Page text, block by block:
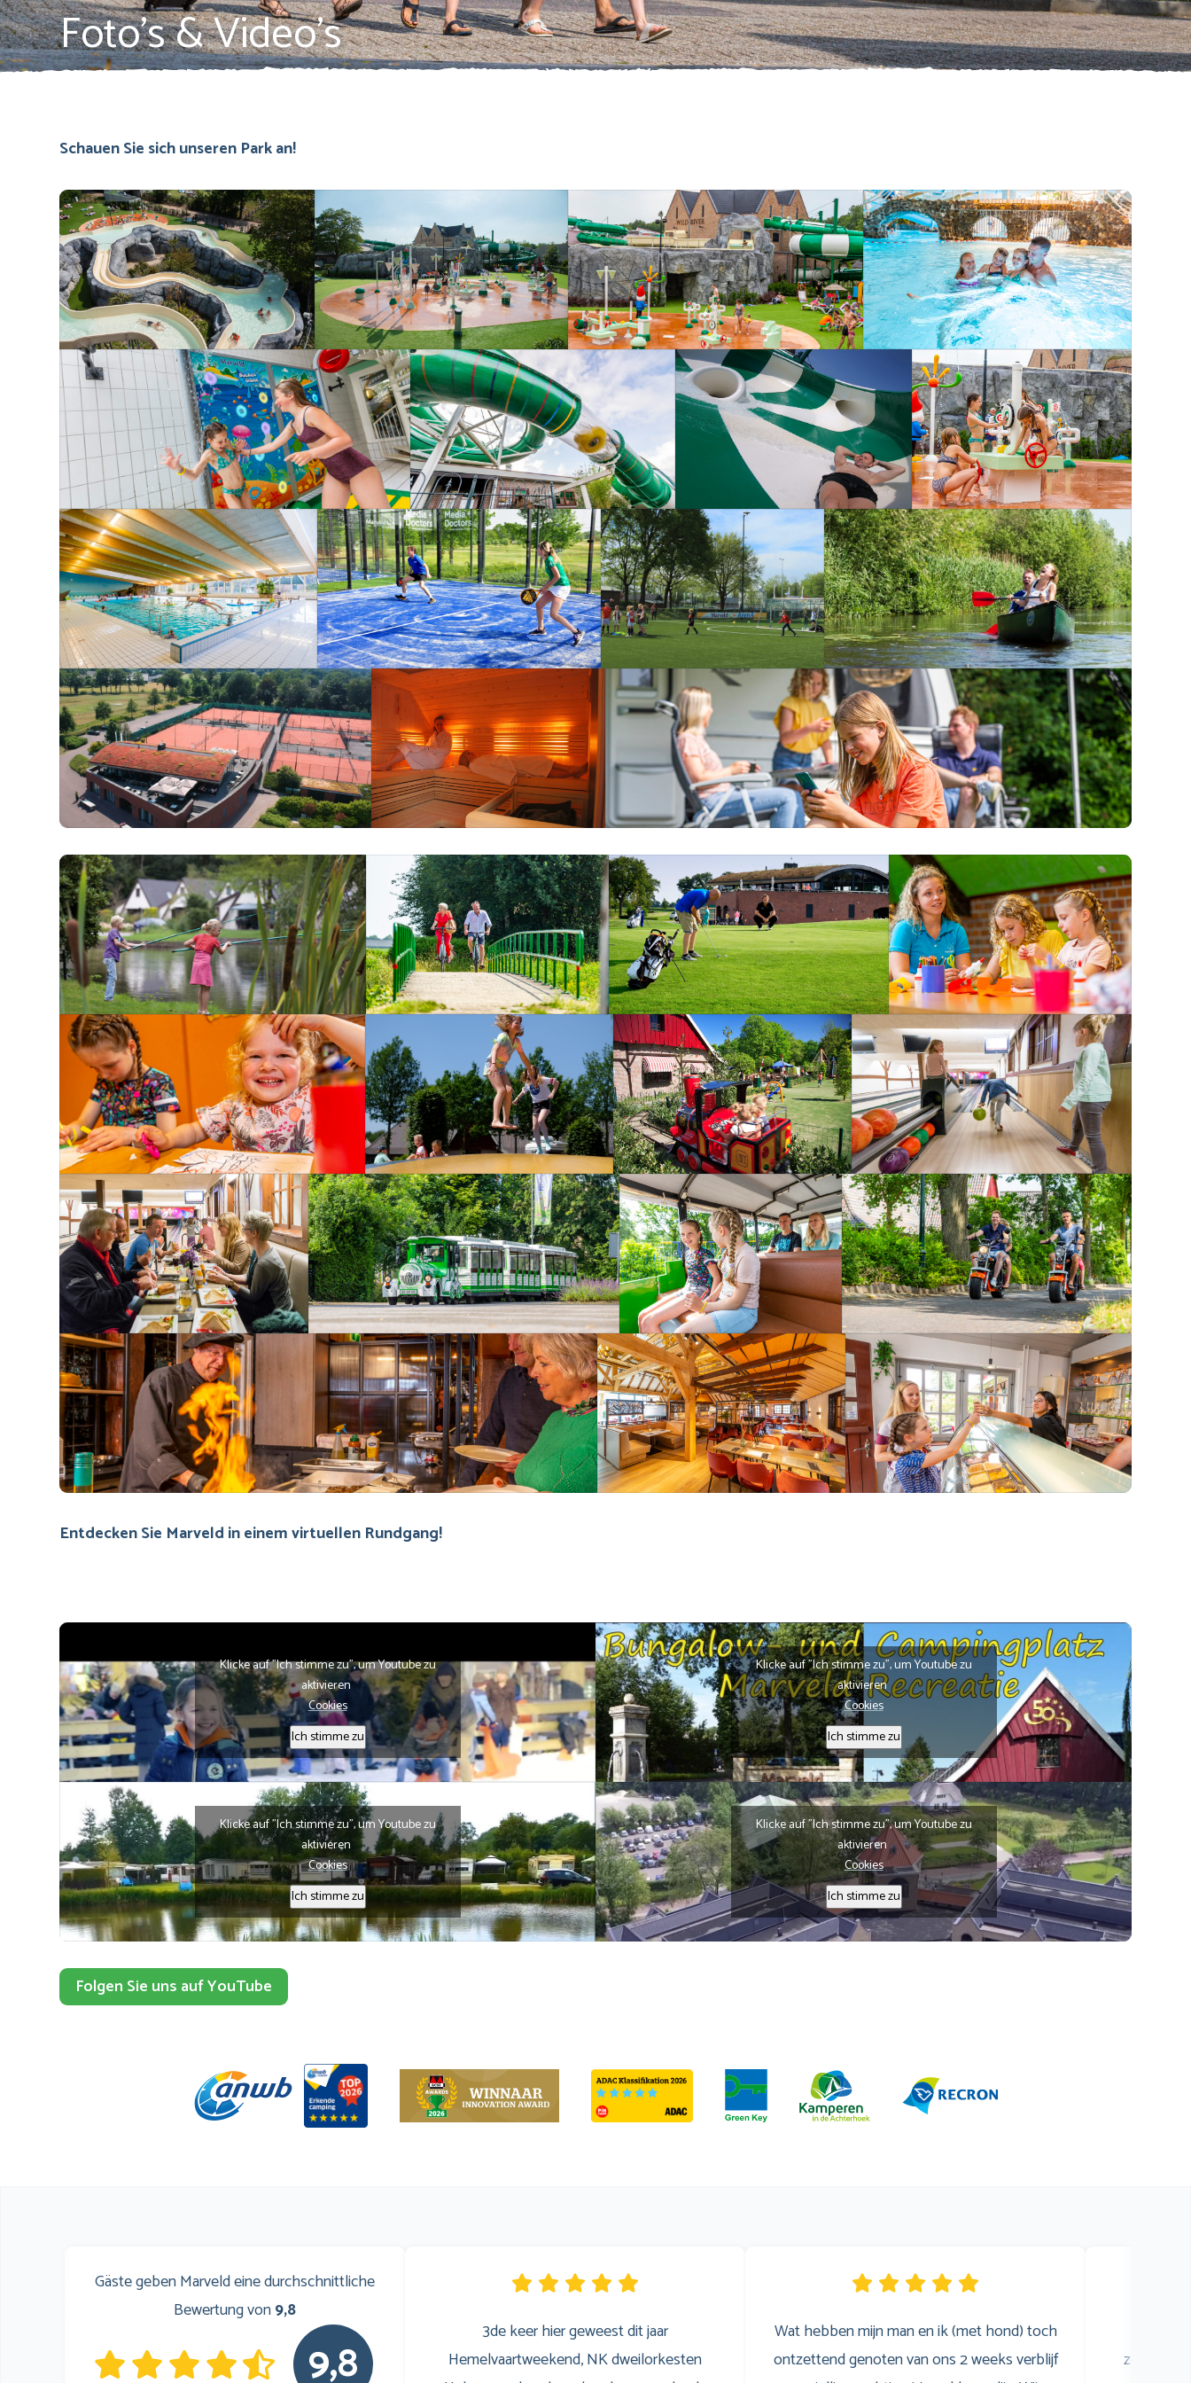
Foto’s & Video’s
Schauen Sie sich unseren Park an!
Entdecken Sie Marveld in einem virtuellen Rundgang!
Klicke auf "Ich stimme zu", um Youtube zu
aktivieren
Cookies
Ich stimme zu
Klicke auf "Ich stimme zu", um Youtube zu
aktivieren
Cookies
Ich stimme zu
Klicke auf "Ich stimme zu", um Youtube zu
aktivieren
Cookies
Ich stimme zu
Klicke auf "Ich stimme zu", um Youtube zu
aktivieren
Cookies
Ich stimme zu
Folgen Sie uns auf YouTube
Gäste geben Marveld eine durchschnittliche
Bewertung von9,8
9,8
3de keer hier geweest dit jaar
Hemelvaartweekend, NK dweilorkesten
Wat hebben mijn man en ik (met hond) toch
ontzettend genoten van ons 2 weeks verblijf